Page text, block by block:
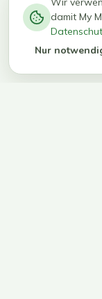
kg in 12
Wochen
ihr Ziel
damit My
Nur